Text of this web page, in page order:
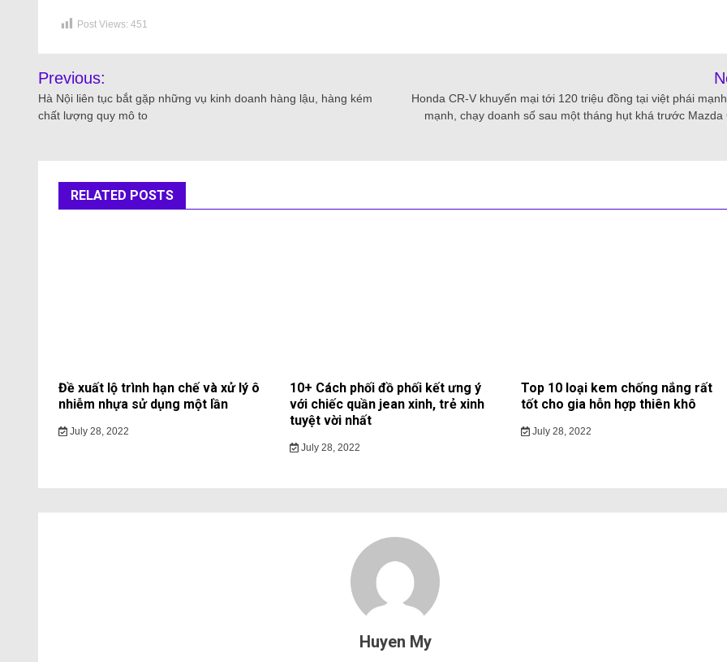
Post Views: 451
Previous:
Hà Nội liên tục bắt gặp những vụ kinh doanh hàng lậu, hàng kém
chất lượng quy mô to
Honda CR-V khuyến mại tới 120 triệu đồng tại việt phái
mạnh, chạy doanh số sau một tháng hụt khá trước Mazda
RELATED POSTS
Đề xuất lộ trình hạn chế và xử lý ô
nhiễm nhựa sử dụng một lần
July 28, 2022
10+ Cách phối đồ phối kết ưng ý
với chiếc quần jean xinh, trẻ xinh
tuyệt vời nhất
July 28, 2022
Top 10 loại kem chống nắng rất
tốt cho gia hỗn hợp thiên khô
July 28, 2022
Huyen My